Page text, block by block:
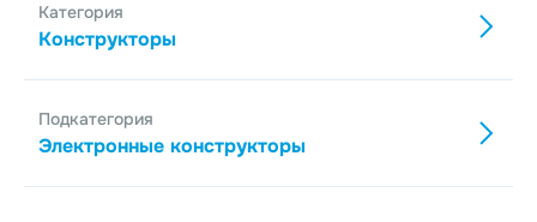
Категория
Конструкторы
Подкатегория
Электронные конструкторы